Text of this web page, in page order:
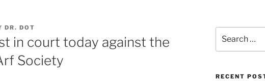
DR. DOT
in court today against the
Society
for:
RECENT